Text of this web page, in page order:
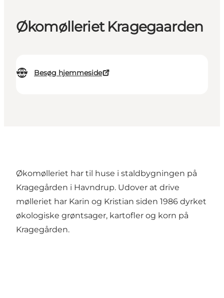
Økomølleriet Kragegaarden
Besøg hjemmeside
Økomølleriet har til huse i staldbygningen på
Kragegården i Havndrup. Udover at drive
mølleriet har Karin og Kristian siden 1986 dyrket
økologiske grøntsager, kartofler og korn på
Kragegården.